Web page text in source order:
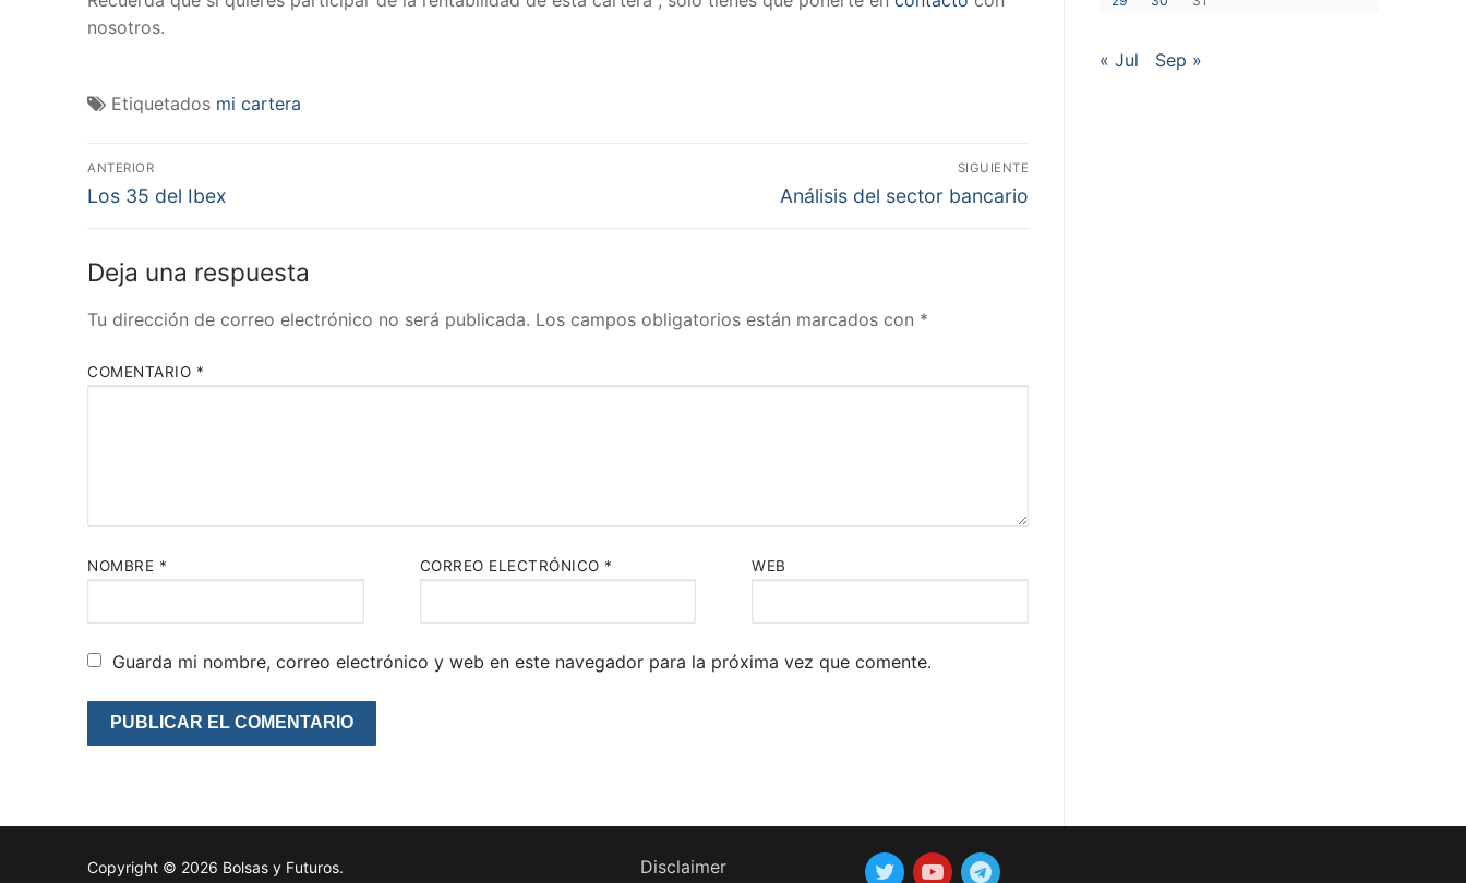
nosotros.
Etiquetados mi cartera
Navegación
de
ANTERIOR
Entrada
Los 35 del Ibex
SIGUIENTE
Entrada
Análisis del sector bancario
Deja una respuesta
Tu dirección de correo electrónico no será publicada. Los campos obligatorios están marcados con *
COMENTARIO *
NOMBRE * CORREO ELECTRÓNICO * WEB
Guarda mi nombre, correo electrónico y web en este navegador para la próxima vez que comente.
« Jul Sep »
Copyright © 2026 Bolsas y Futuros. Disclaimer